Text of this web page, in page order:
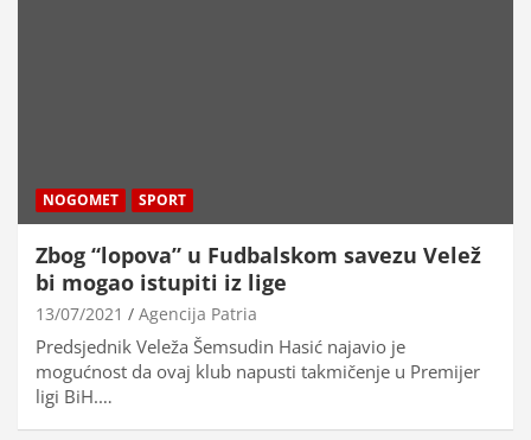
NOGOMET SPORT
Zbog “lopova” u Fudbalskom savezu Velež
bi mogao istupiti iz lige
13/07/2021 Agencija Patria
Predsjednik Veleža Šemsudin Hasić najavio je
mogućnost da ovaj klub napusti takmičenje u Premijer
ligi BiH.…